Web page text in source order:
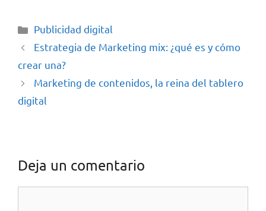
Publicidad digital
Estrategia de Marketing mix: ¿qué es y cómo
crear una?
Marketing de contenidos, la reina del tablero
digital
Deja un comentario